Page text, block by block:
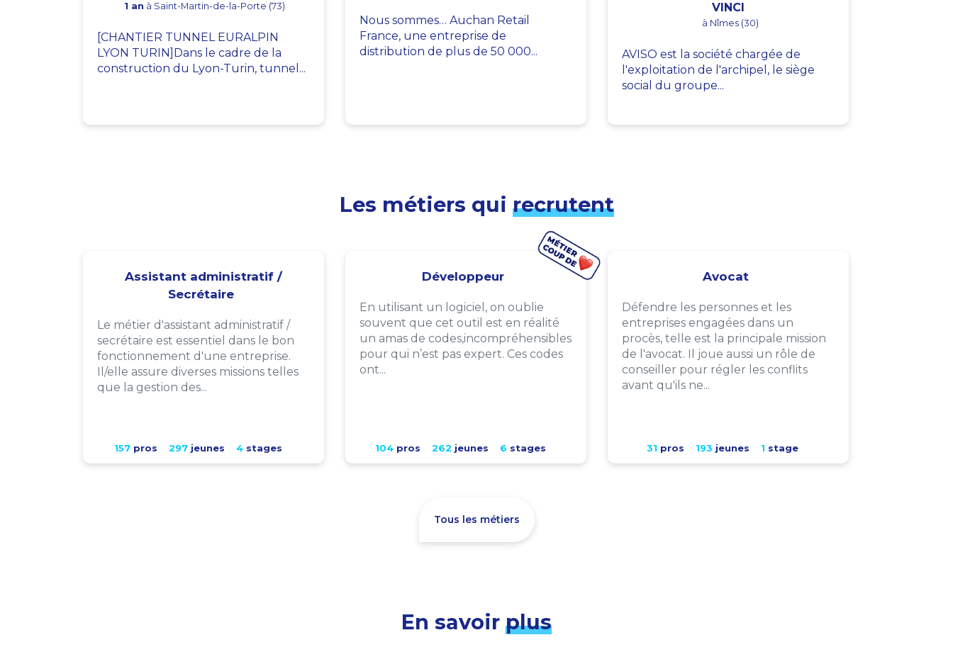
1 an à Saint-Martin-de-la-Porte (73)
[CHANTIER TUNNEL EURALPIN
LYON TURIN]Dans le cadre de la
construction du Lyon-Turin, tunnel...
Nous sommes… Auchan Retail
France, une entreprise de
distribution de plus de 50 000...
VINCI
à Nîmes (30)
AVISO est la société chargée de
l'exploitation de l'archipel, le siège
social du groupe...
Les métiers qui recrutent
Assistant administratif /
Secrétaire
Le métier d'assistant administratif /
secrétaire est essentiel dans le bon
fonctionnement d'une entreprise.
Il/elle assure diverses missions telles
que la gestion des...
157pros 297jeunes 4stages
Développeur
En utilisant un logiciel, on oublie
souvent que cet outil est en réalité
un amas de codes,incompréhensibles
pour qui n’est pas expert. Ces codes
ont...
104pros 262 jeunes 6 stages
Avocat
Défendre les personnes et les
entreprises engagées dans un
procès, telle est la principale mission
de l'avocat. Il joue aussi un rôle de
conseiller pour régler les conflits
avant qu'ils ne...
31 pros 193 jeunes 1 stage
Tous les métiers
En savoir plus